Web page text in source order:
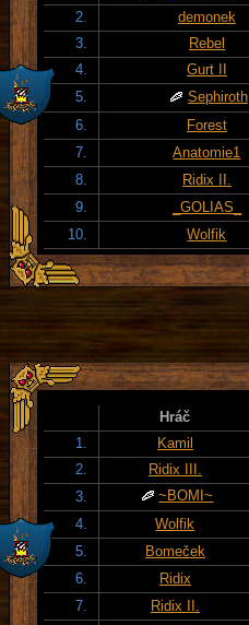
2.
demonek
3.
Rebel
4.
Gurt II
5.
Sephiroth
6.
Forest
7.
Anatomie1
8.
Ridix II.
9.
_GOLIAS_
10.
Wolfik
Hráč
1.
Kamil
2.
Ridix III.
3.
~BOMI~
4.
Wolfik
5.
Bomeček
6.
Ridix
7.
Ridix II.